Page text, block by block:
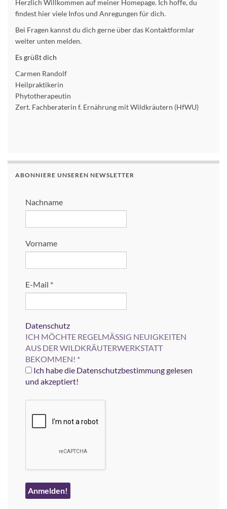
Herzlich Willkommen auf meiner Homepage. Ich hoffe, du
findest hier viele Infos und Anregungen für dich.
Bei Fragen kannst du dich gerne über das Kontaktformlar
weiter unten melden.
Es grüßt dich
Carmen Randolf
Heilpraktikerin
Phytotherapeutin
Zert. Fachberaterin f. Ernährung mit Wildkräutern (HfWU)
ABONNIERE UNSEREN NEWSLETTER
Nachname
Vorname
E-Mail *
Datenschutz
ICH MÖCHTE REGELMÄSSIG NEUIGKEITEN
AUS DER WILDKRÄUTERWERKSTATT
BEKOMMEN! *
Ich habe die Datenschutzbestimmung gelesen
und akzeptiert!